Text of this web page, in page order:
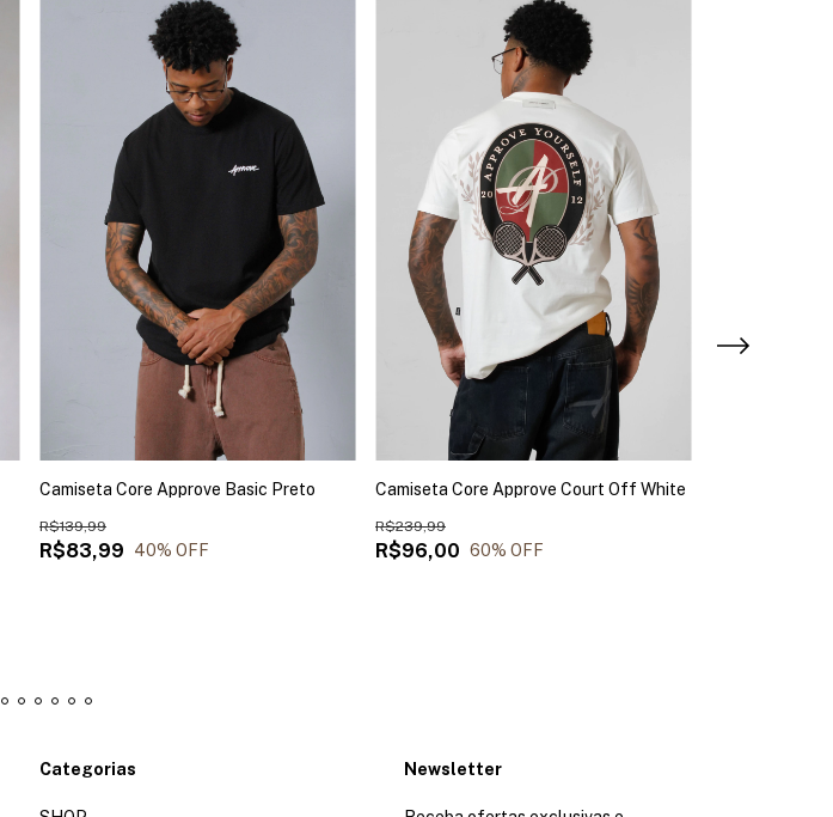
Camiseta Core Approve Basic Preto
R$83,99
R$139,99
40% OFF
Camiseta Core Approve Court Off White
R$96,00
R$239,99
60% OFF
Categorias Newsletter